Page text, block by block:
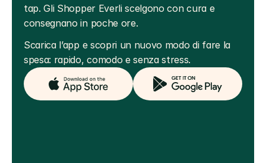
tap. Gli Shopper Everli scelgono con cura e
consegnano in poche ore.
Scarica l’app e scopri un nuovo modo di fare la
spesa: rapido, comodo e senza stress.